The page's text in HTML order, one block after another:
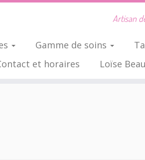
Artisan
Gamme de soins
et horaires Loïse